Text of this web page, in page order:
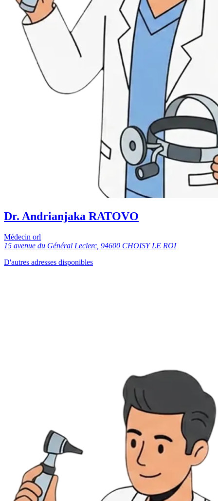
Dr. Andrianjaka RATOVO
Médecin orl
15 avenue du Général Leclerc, 94600 CHOISY LE ROI
D'autres adresses disponibles